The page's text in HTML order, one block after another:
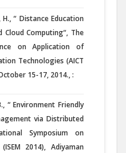
“ Distance Education
Computing“, The
on Application of
Technologies (AICT
15-17, 2014., :
“ Environment Friendly
via Distributed
Symposium on
2014), Adiyaman